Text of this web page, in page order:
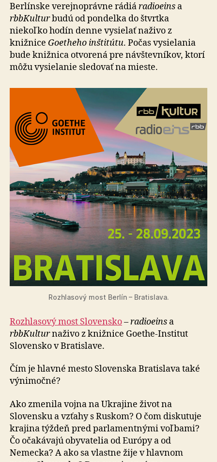
Berlínske verejnoprávne rádiáradioeins a
rbbKulturbudú od pondelka do štvrtka
niekoľko hodín denne vysielať naživo z
knižnice Goetheho inštitútu. Počas vysielania
bude knižnica otvorená pre návštevníkov, ktorí
môžu vysielanie sledovať na mieste.
Rozhlasový most Berlín – Bratislava.
Rozhlasový most Slovensko–radioeins a
rbbKulturnaživo z knižnice Goethe-Institut
Slovensko v Bratislave.
Čím je hlavné mesto Slovenska Bratislava také
výnimočné?
Ako zmenila vojna na Ukrajine život na
Slovensku a vzťahy s Ruskom? O čom diskutuje
krajina týždeň pred parlamentnými voľbami?
Čo očakávajú obyvatelia od Európy a od
Nemecka? A ako sa vlastne žije v hlavnom